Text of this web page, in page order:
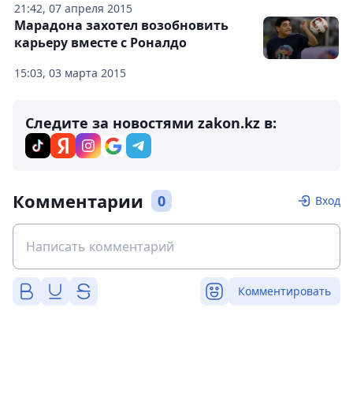
21:42, 07 апреля 2015
15:03, 03 марта 2015
Марадона захотел возобновить
карьеру вместе с Роналдо
Следите за новостями zakon.kz в:
Комментарии 0 Вход
Комментировать